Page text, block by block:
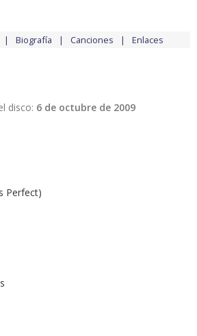
Biografía Canciones Enlaces
disco: 6 de octubre de 2009
Perfect)